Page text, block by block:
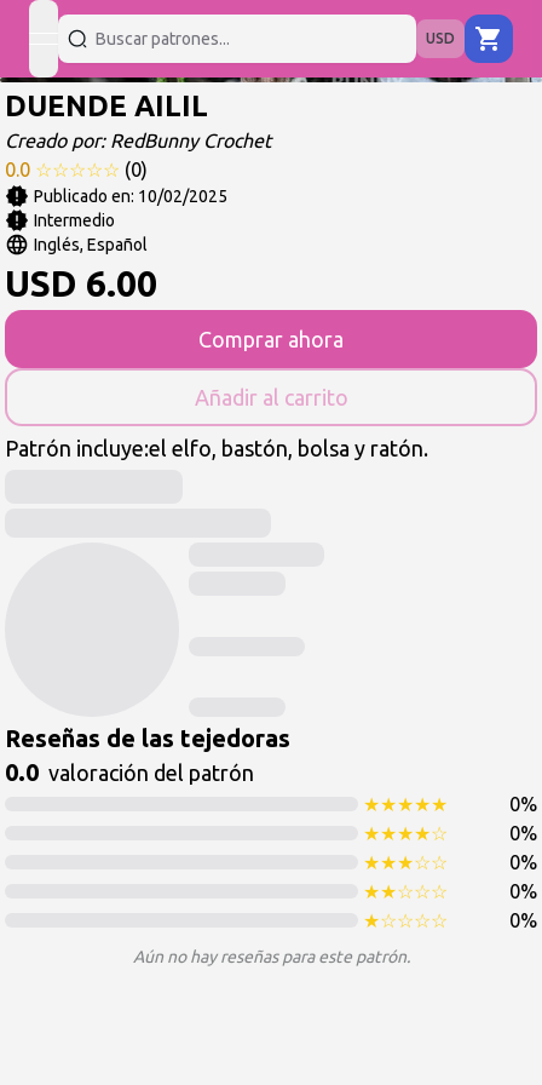
open navigation menu
USD
DUENDE AILIL
Creado por: RedBunny Crochet
0.0 ☆☆☆☆☆ (0)
Publicado en: 10/02/2025
Intermedio
Inglés, Español
USD 6.00
Comprar ahora
Añadir al carrito
Patrón incluye:el elfo, bastón, bolsa y ratón.
Reseñas de las tejedoras
0.0 valoración del patrón
★★★★★ 0%
★★★★☆ 0%
★★★☆☆ 0%
★★☆☆☆ 0%
★☆☆☆☆ 0%
Aún no hay reseñas para este patrón.